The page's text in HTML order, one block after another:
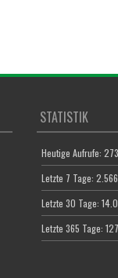
STATISTIK
Heutige Aufrufe:
Letzte 7 Tage:2.566
Letzte 30 Tage:
Letzte 365 Tage: